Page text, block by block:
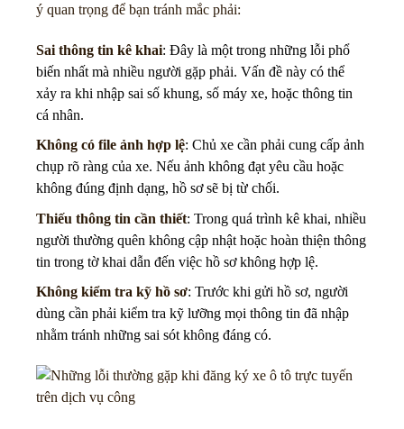
ý quan trọng để bạn tránh mắc phải:
Sai thông tin kê khai: Đây là một trong những lỗi phổ
biến nhất mà nhiều người gặp phải. Vấn đề này có thể
xảy ra khi nhập sai số khung, số máy xe, hoặc thông tin
cá nhân.
Không có file ảnh hợp lệ: Chủ xe cần phải cung cấp ảnh
chụp rõ ràng của xe. Nếu ảnh không đạt yêu cầu hoặc
không đúng định dạng, hồ sơ sẽ bị từ chối.
Thiếu thông tin cần thiết: Trong quá trình kê khai, nhiều
người thường quên không cập nhật hoặc hoàn thiện thông
tin trong tờ khai dẫn đến việc hồ sơ không hợp lệ.
Không kiểm tra kỹ hồ sơ: Trước khi gửi hồ sơ, người
dùng cần phải kiểm tra kỹ lưỡng mọi thông tin đã nhập
nhằm tránh những sai sót không đáng có.